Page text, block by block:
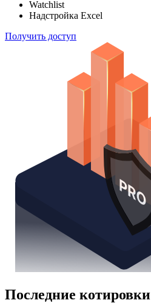
Watchlist
Надстройка Excel
Получить доступ
Последние котировки